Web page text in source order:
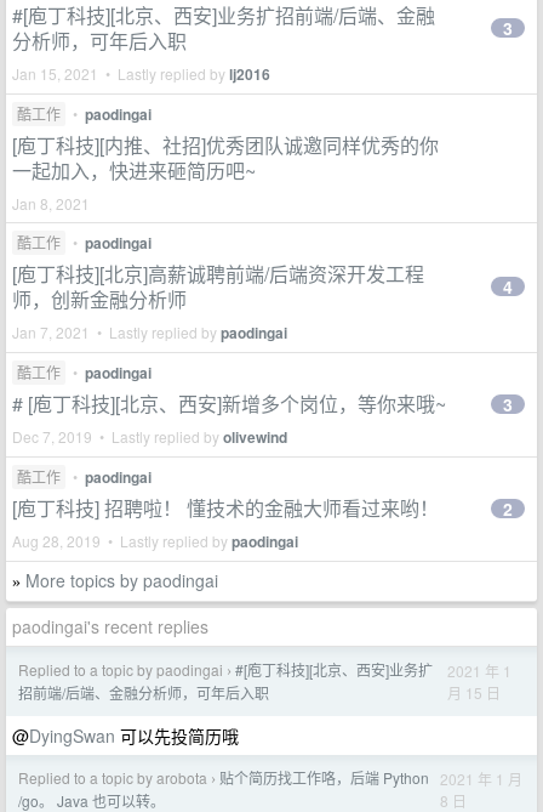
#[庖丁科技][北京、西安]业务扩招前端/后端、金融
分析师，可年后入职
Jan 15, 2021 • Lastly replied bylj2016
3
酷工作 • paodingai
[庖丁科技][内推、社招]优秀团队诚邀同样优秀的你
一起加入，快进来砸简历吧~
Jan 8, 2021
酷工作
• paodingai
[庖丁科技][北京]高薪诚聘前端/后端资深开发工程
师，创新金融分析师
Jan 7, 2021 • Lastly replied bypaodingai
4
酷工作 • paodingai
# [庖丁科技][北京、西安]新增多个岗位，等你来哦~
Dec 7, 2019 • Lastly replied byolivewind
3
酷工作 • paodingai
[庖丁科技] 招聘啦！ 懂技术的金融大师看过来哟！
Aug 28, 2019 • Lastly replied bypaodingai
2
» More topics by paodingai
paodingai's recent replies
Replied to a topic by paodingai › #[庖丁科技][北京、西安]业务扩
招前端/后端、金融分析师，可年后入职
2021 年 1
月 15 日
@DyingSwan 可以先投简历哦
Replied to a topic by arobota › 贴个简历找工作咯，后端 Python
/go。 Java 也可以转。
2021 年 1 月
8 日